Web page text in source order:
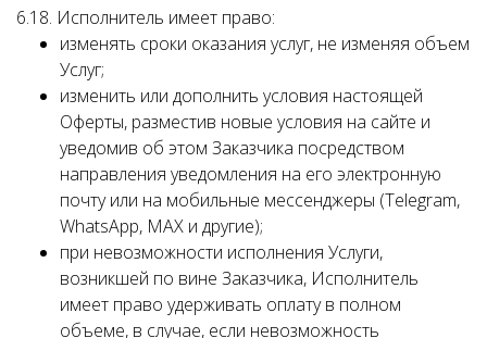
6.18. Исполнитель имеет право:
изменять сроки оказания услуг, не изменяя объем
Услуг;
изменить или дополнить условия настоящей
Оферты, разместив новые условия на сайте и
уведомив об этом Заказчика посредством
направления уведомления на его электронную
почту или на мобильные мессенджеры (Telegram,
WhatsApp, MAX и другие);
при невозможности исполнения Услуги,
возникшей по вине Заказчика, Исполнитель
имеет право удерживать оплату в полном
объеме, в случае, если невозможность